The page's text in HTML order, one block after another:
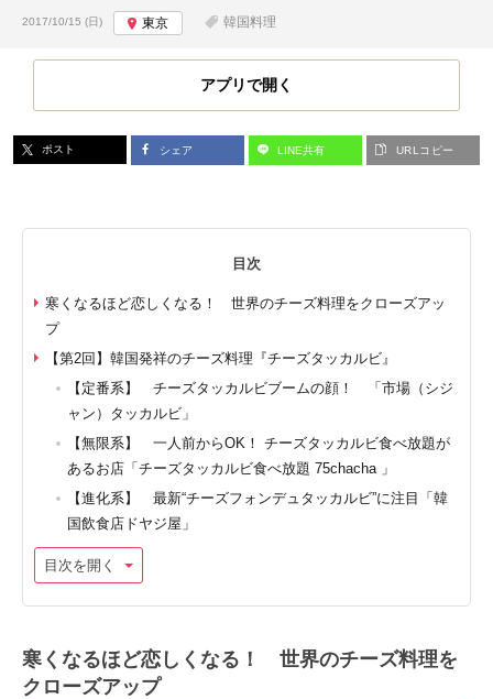
投稿日:
2017/10/15 (日) 東京 韓国料理
アプリで開く
ポスト シェア LINE共有 URLコピー
目次
寒くなるほど恋しくなる！ 世界のチーズ料理をクローズアッ
プ
【第2回】韓国発祥のチーズ料理『チーズタッカルビ』
【定番系】 チーズタッカルビブームの顔！ 「市場（シジ
ャン）タッカルビ」
【無限系】 一人前からOK！ チーズタッカルビ食べ放題が
あるお店「チーズタッカルビ食べ放題 75chacha 」
【進化系】 最新“チーズフォンデュタッカルビ”に注目「韓
国飲食店ドヤジ屋」
目次を開く
寒くなるほど恋しくなる！ 世界のチーズ料理を
クローズアップ